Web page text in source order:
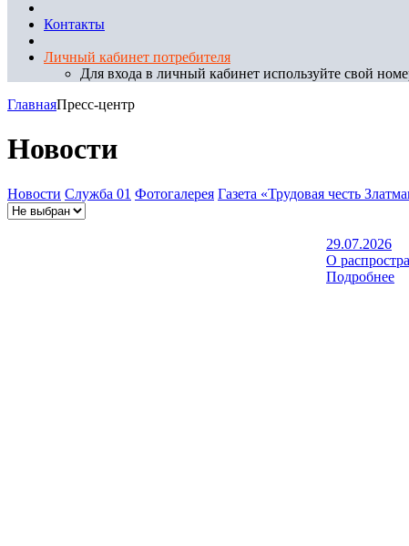
Контакты
Личный кабинет потребителя
Для входа в личный кабинет используйте свой
ГлавнаяПресс-центр
Новости
Новости Служба 01 Фотогалерея Газета «Трудовая честь
29.07.2026
О
Подробнее